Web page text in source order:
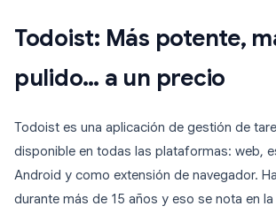
Todoist: Más potente,
pulido… a un precio
Todoist es una aplicación de gestión de
disponible en todas las plataformas: web,
Android y como extensión de navegador.
durante más de 15 años y eso se nota en la